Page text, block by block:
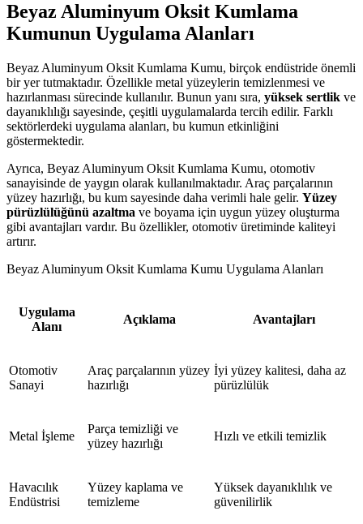
Beyaz Aluminyum Oksit Kumlama
Kumunun Uygulama Alanları
Beyaz Aluminyum Oksit Kumlama Kumu, birçok endüstride önemli
bir yer tutmaktadır. Özellikle metal yüzeylerin temizlenmesi ve
hazırlanması sürecinde kullanılır. Bunun yanı sıra, yüksek sertlik ve
dayanıklılığı sayesinde, çeşitli uygulamalarda tercih edilir. Farklı
sektörlerdeki uygulama alanları, bu kumun etkinliğini
göstermektedir.
Ayrıca, Beyaz Aluminyum Oksit Kumlama Kumu, otomotiv
sanayisinde de yaygın olarak kullanılmaktadır. Araç parçalarının
yüzey hazırlığı, bu kum sayesinde daha verimli hale gelir. Yüzey
pürüzlülüğünü azaltma ve boyama için uygun yüzey oluşturma
gibi avantajları vardır. Bu özellikler, otomotiv üretiminde kaliteyi
artırır.
Beyaz Aluminyum Oksit Kumlama Kumu Uygulama Alanları
Uygulama
Alanı
Açıklama Avantajları
Otomotiv
Sanayi
Araç parçalarının yüzey
hazırlığı
İyi yüzey kalitesi, daha az
pürüzlülük
Metal İşleme
Parça temizliği ve
yüzey hazırlığı
Hızlı ve etkili temizlik
Havacılık
Endüstrisi
Yüzey kaplama ve
temizleme
Yüksek dayanıklılık ve
güvenilirlik